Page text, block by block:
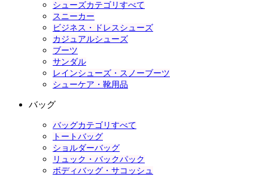
シューズカテゴリすべて
スニーカー
ビジネス・ドレスシューズ
カジュアルシューズ
ブーツ
サンダル
レインシューズ・スノーブーツ
シューケア・靴用品
バッグ
バッグカテゴリすべて
トートバッグ
ショルダーバッグ
リュック・バックパック
ボディバッグ・サコッシュ